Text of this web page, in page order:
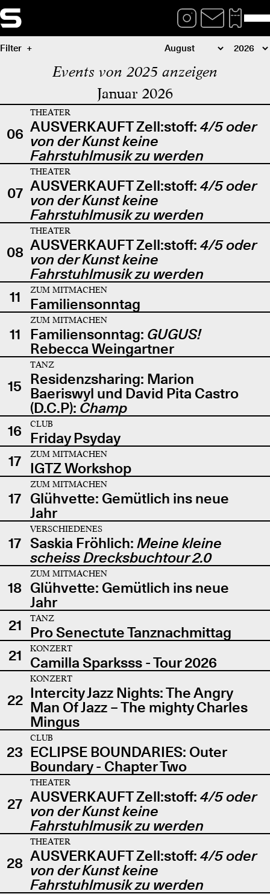
Filter
Events von 2025 anzeigen
Januar 2026
06
THEATER
AUSVERKAUFT Zell:stoff: 4/5 oder
von der Kunst keine
Fahrstuhlmusik zu werden
07
THEATER
AUSVERKAUFT Zell:stoff: 4/5 oder
von der Kunst keine
Fahrstuhlmusik zu werden
08
THEATER
AUSVERKAUFT Zell:stoff: 4/5 oder
von der Kunst keine
Fahrstuhlmusik zu werden
11
ZUM MITMACHEN
Familiensonntag
11
ZUM MITMACHEN
Familiensonntag: GUGUS!
Rebecca Weingartner
15
TANZ
Residenzsharing: Marion
Baeriswyl und David Pita Castro
(D.C.P): Champ
16
CLUB
Friday Psyday
17
ZUM MITMACHEN
IGTZ Workshop
17
ZUM MITMACHEN
Glühvette: Gemütlich ins neue
Jahr
17
VERSCHIEDENES
Saskia Fröhlich: Meine kleine
scheiss Drecksbuchtour 2.0
18
ZUM MITMACHEN
Glühvette: Gemütlich ins neue
Jahr
21
TANZ
Pro Senectute Tanznachmittag
21
KONZERT
Camilla Sparksss - Tour 2026
22
KONZERT
Intercity Jazz Nights: The Angry
Man Of Jazz – The mighty Charles
Mingus
23
CLUB
ECLIPSE BOUNDARIES: Outer
Boundary - Chapter Two
27
THEATER
AUSVERKAUFT Zell:stoff: 4/5 oder
von der Kunst keine
Fahrstuhlmusik zu werden
28
THEATER
AUSVERKAUFT Zell:stoff: 4/5 oder
von der Kunst keine
Fahrstuhlmusik zu werden